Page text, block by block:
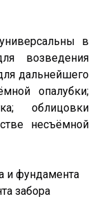
в
возведения
дальнейшего
опалубки;
облицовки
несъёмной
и фундамента
забора